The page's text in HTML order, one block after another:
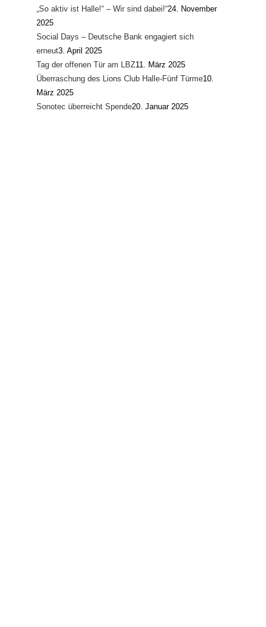
„So aktiv ist Halle!“ – Wir sind dabei!“24. November
2025
Social Days – Deutsche Bank engagiert sich
erneut3. April 2025
Tag der offenen Tür am LBZ11. März 2025
Überraschung des Lions Club Halle-Fünf Türme10.
März 2025
Sonotec überreicht Spende20. Januar 2025